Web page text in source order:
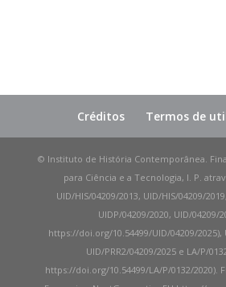
Créditos Termos de
© Instituto de História Contemporânea.
para Ciência e a Tecnologia, I. P.
UID/HIS/04209/2013, UID/HIS/04209/
UIDP/04209/2020, UID/04209/
https://doi.org/10.54499/UID/04209/2025),
UID/PRR2/04209/2025 e LA/P/
https://doi.org/10.54499/LA/P/0132/2020).